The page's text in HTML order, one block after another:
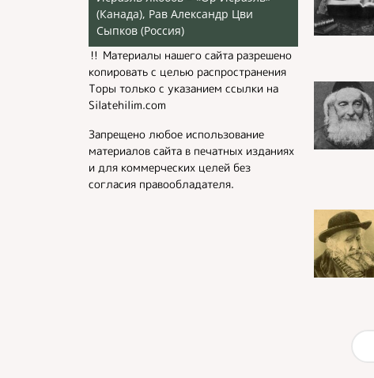
(Канада), Рав Александр Цви
Сыпков (Россия)
‼️ Материалы нашего сайта разрешено
копировать с целью распространения
Торы только с указанием ссылки на
Silatehilim.com
Запрещено любое использование
материалов сайта в печатных изданиях
и для коммерческих целей без
согласия правообладателя.